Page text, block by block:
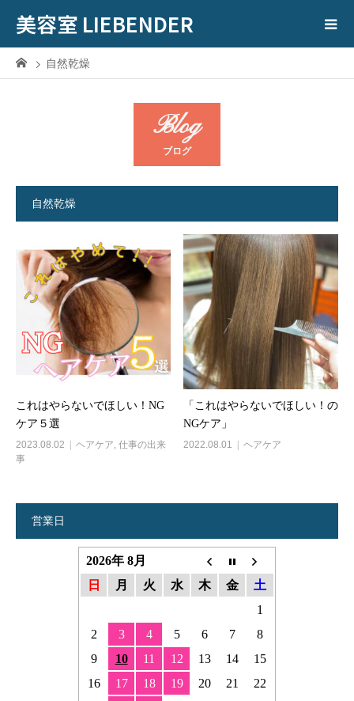
美容室 LIEBENDER
自然乾燥
Blog
ブログ
自然乾燥
これはやらないでほしい！NG
ケア５選
2023.08.02 ヘアケア, 仕事の出来
事
「これはやらないでほしい！の
NGケア」
2022.08.01 ヘアケア
営業日
2026年 8月
日
月 火 水 木 金
土
1
2
3 4 5 6 7
8
9
10 11 12 13 14
15
16
17 18 19 20 21
22